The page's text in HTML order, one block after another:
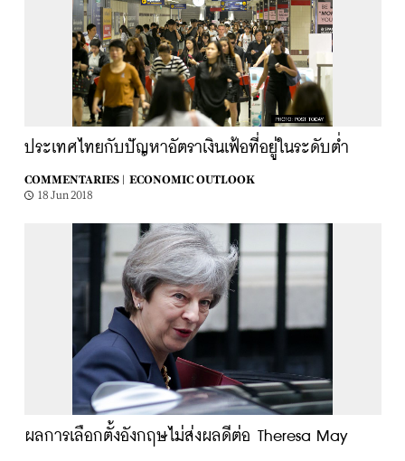
ประเทศไทยกับปัญหาอัตราเงินเฟ้อที่อยู่ในระดับต่ำ
COMMENTARIES |
ECONOMIC OUTLOOK
18 Jun 2018
ผลการเลือกตั้งอังกฤษไม่ส่งผลดีต่อ Theresa May